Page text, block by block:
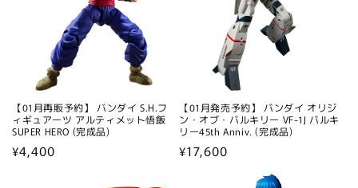
【01月再販予約】 バンダイ S.H.フ
ィギュアーツ アルティメット悟飯
SUPER HERO (完成品)
通
¥4,400
【01月発売予約】 バンダイ オリジ
ン・オブ・バルキリー VF-1J バルキ
リー45th Anniv. (完成品)
通
¥17,600